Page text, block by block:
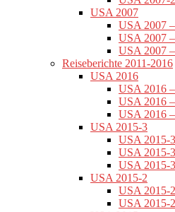
USA 2007
USA 2007
USA 2007
USA 2007
Reiseberichte 2011-2016
USA 2016
USA 2016
USA 2016
USA 2016
USA 2015-3
USA 2015-
USA 2015-
USA 2015-
USA 2015-2
USA 2015-
USA 2015-